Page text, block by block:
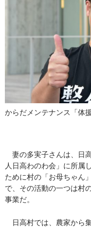
からだメンテナンス「体
妻の多実子さんは、日
人日高わのわ会」に所属
ために村の「お母ちゃん
で、その活動の一つは村
事業だ。
日高村では、農家から